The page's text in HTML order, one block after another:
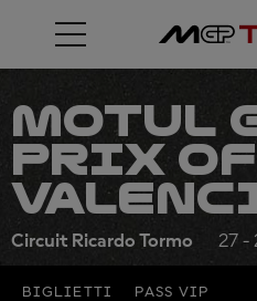
MOTUL
PRIX OF
Circuit Ricardo Tormo 27 -
BIGLIETTI PASS VIP